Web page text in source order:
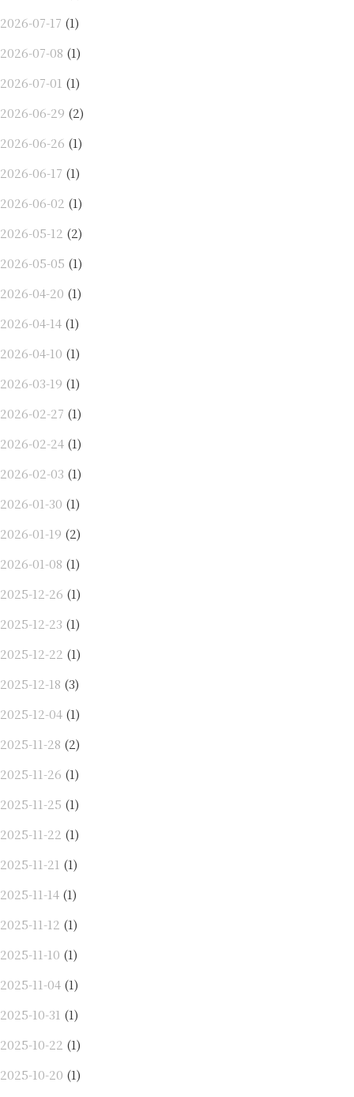
2026-07-17 (1)
2026-07-08 (1)
2026-07-01 (1)
2026-06-29 (2)
2026-06-26 (1)
2026-06-17 (1)
2026-06-02 (1)
2026-05-12 (2)
2026-05-05 (1)
2026-04-20 (1)
2026-04-14 (1)
2026-04-10 (1)
2026-03-19 (1)
2026-02-27 (1)
2026-02-24 (1)
2026-02-03 (1)
2026-01-30 (1)
2026-01-19 (2)
2026-01-08 (1)
2025-12-26 (1)
2025-12-23 (1)
2025-12-22 (1)
2025-12-18 (3)
2025-12-04 (1)
2025-11-28 (2)
2025-11-26 (1)
2025-11-25 (1)
2025-11-22 (1)
2025-11-21 (1)
2025-11-14 (1)
2025-11-12 (1)
2025-11-10 (1)
2025-11-04 (1)
2025-10-31 (1)
2025-10-22 (1)
2025-10-20 (1)